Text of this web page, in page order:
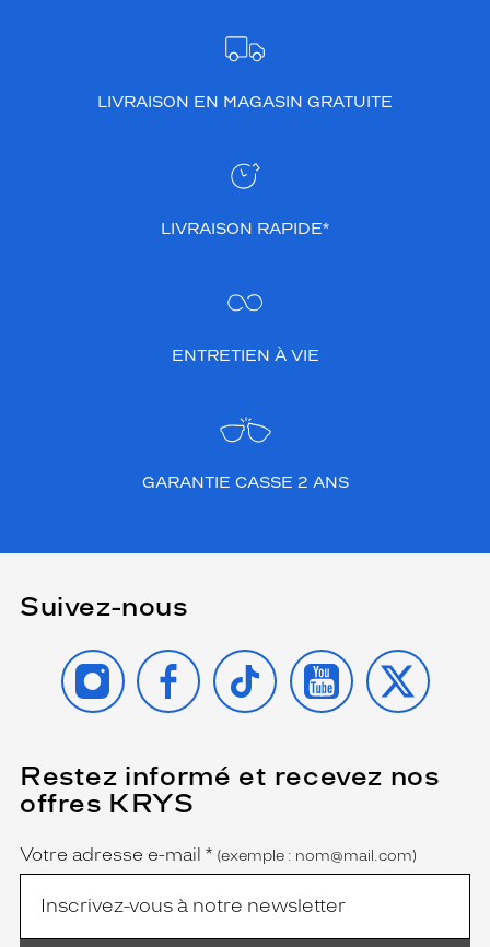
LIVRAISON EN MAGASIN GRATUITE
LIVRAISON RAPIDE*
ENTRETIEN À VIE
GARANTIE CASSE 2 ANS
Suivez-nous
INSTAGRAMFACEBOOK
TIKTOK YOUTUBE
X
Restez informé et recevez nos
offres KRYS
Name
Votre adresse e-mail *
(Ce
champ
est
obligatoire)
(exemple : nom@mail.com)